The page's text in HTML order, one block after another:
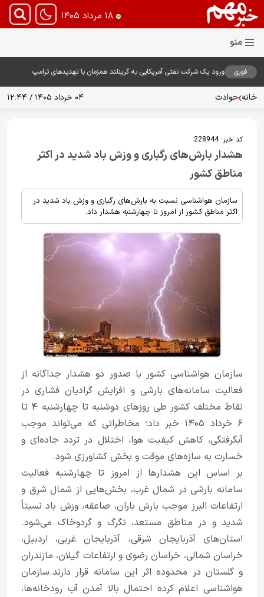
۱۸ مرداد ۱۴۰۵
فوری ورود یک شرکت نفتی آمریکایی به گرینلند همزمان با تهدیدهای ترامپ
خانه حوادث ۰۴ خرداد ۱۴۰۵ / ۱۲:۴۴
کد خبر:228944
هشدار بارش‌های رگباری و وزش باد شدید در اکثر
مناطق کشور
سازمان هواشناسی نسبت به بارش‌های رگباری و وزش باد شدید در
اکثر مناطق کشور از امروز تا چهارشنبه هشدار داد.
سازمان هواشناسی کشور با صدور دو هشدار جداگانه از
فعالیت سامانه‌های بارشی و افزایش گرادیان فشاری در
نقاط مختلف کشور طی روزهای دوشنبه تا چهارشنبه ۴ تا
۶ خرداد ۱۴۰۵ خبر داد؛ مخاطراتی که می‌تواند موجب
آبگرفتگی، کاهش کیفیت هوا، اختلال در تردد جاده‌ای و
خسارت به سازه‌های موقت و بخش کشاورزی شود.
بر اساس این هشدارها از امروز تا چهارشنبه فعالیت
سامانه بارشی در شمال غرب، بخش‌هایی از شمال شرق و
ارتفاعات البرز موجب بارش باران، صاعقه، وزش باد نسبتاً
شدید و در مناطق مستعد، تگرگ و گردوخاک می‌شود.
استان‌های آذربایجان شرقی، آذربایجان غربی، اردبیل،
خراسان شمالی، خراسان رضوی و ارتفاعات گیلان، مازندران
و گلستان در محدوده اثر این سامانه قرار دارند.سازمان
هواشناسی اعلام کرده احتمال بالا آمدن آب رودخانه‌ها،